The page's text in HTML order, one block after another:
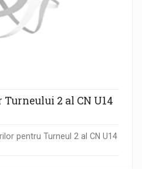
2 al CN U14
pentru Turneul 2 al CN U14